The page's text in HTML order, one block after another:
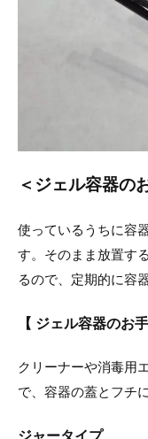
＜ジェル容器の
使っているうちに容
す。そのまま放置す
るので、定期的に容
【 ジェル容器のお
クリーナーや消毒用
で、容器の蓋とフチ
ジャータイプ